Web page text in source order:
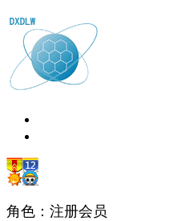
角色：注册会员